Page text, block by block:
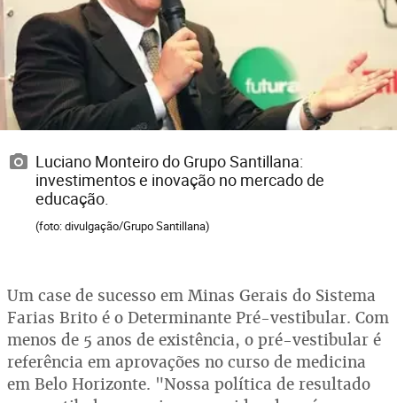
Luciano Monteiro do Grupo Santillana:
investimentos e inovação no mercado de
educação.
(foto: divulgação/Grupo Santillana)
Um case de sucesso em Minas Gerais do Sistema
Farias Brito é o Determinante Pré-vestibular. Com
menos de 5 anos de existência, o pré-vestibular é
referência em aprovações no curso de medicina
em Belo Horizonte. "Nossa política de resultado